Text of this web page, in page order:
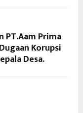
PT.Aam Prima
Korupsi
Desa.